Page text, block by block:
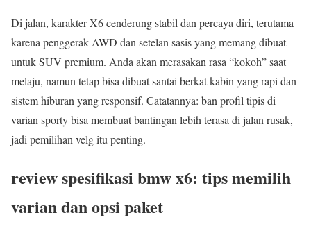
Di jalan, karakter X6 cenderung stabil dan percaya diri, terutama
karena penggerak AWD dan setelan sasis yang memang dibuat
untuk SUV premium. Anda akan merasakan rasa “kokoh” saat
melaju, namun tetap bisa dibuat santai berkat kabin yang rapi dan
sistem hiburan yang responsif. Catatannya: ban profil tipis di
varian sporty bisa membuat bantingan lebih terasa di jalan rusak,
jadi pemilihan velg itu penting.
review spesifikasi bmw x6: tips memilih
varian dan opsi paket